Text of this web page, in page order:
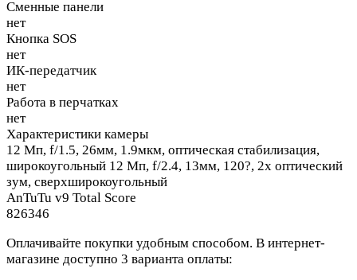
Сменные панели
нет
Кнопка SOS
нет
ИК-передатчик
нет
Работа в перчатках
нет
Характеристики камеры
12 Мп, f/1.5, 26мм, 1.9мкм, оптическая стабилизация,
широкоугольный 12 Мп, f/2.4, 13мм, 120?, 2x оптический
зум, сверхширокоугольный
AnTuTu v9 Total Score
826346
Оплачивайте покупки удобным способом. В интернет-
магазине доступно 3 варианта оплаты: